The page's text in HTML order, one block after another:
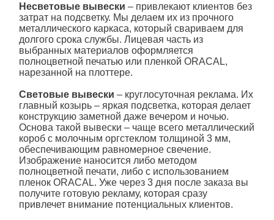
Несветовые вывески – привлекают клиентов без
затрат на подсветку. Мы делаем их из прочного
металлического каркаса, который свариваем для
долгого срока службы. Лицевая часть из
выбранных материалов оформляется
полноцветной печатью или пленкой ORACAL,
нарезанной на плоттере.
Световые вывески – круглосуточная реклама. Их
главный козырь – яркая подсветка, которая делает
конструкцию заметной даже вечером и ночью.
Основа такой вывески – чаще всего металлический
короб с молочным оргстеклом толщиной 3 мм,
обеспечивающим равномерное свечение.
Изображение наносится либо методом
полноцветной печати, либо с использованием
пленок ORACAL. Уже через 3 дня после заказа вы
получите готовую рекламу, которая сразу
привлечет внимание потенциальных клиентов.